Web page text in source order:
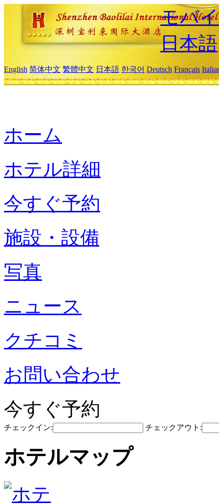
モバ
日本語
English 简体中文 繁體中文 日本語 한국어 Deutsch Français
ホーム
ホテル詳細
今すぐ予約
施設・設備
写真
ニュース
クチコミ
お問い合わせ
今すぐ予約
チェックイン: チェックアウト:
ホテルマップ